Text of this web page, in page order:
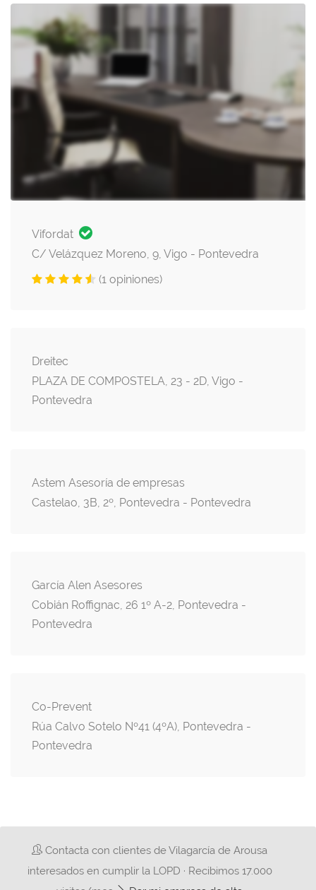
Vifordat
C/ Velázquez Moreno, 9, Vigo - Pontevedra
(1 opiniones)
Dreitec
PLAZA DE COMPOSTELA, 23 - 2D, Vigo -
Pontevedra
Astem Asesoría de empresas
Castelao, 3B, 2º, Pontevedra - Pontevedra
García Alen Asesores
Cobián Roffignac, 26 1º A-2, Pontevedra -
Pontevedra
Co-Prevent
Rúa Calvo Sotelo Nº41 (4ºA), Pontevedra -
Pontevedra
Contacta con clientes de Vilagarcía de Arousa
interesados en cumplir la LOPD · Recibimos 17.000